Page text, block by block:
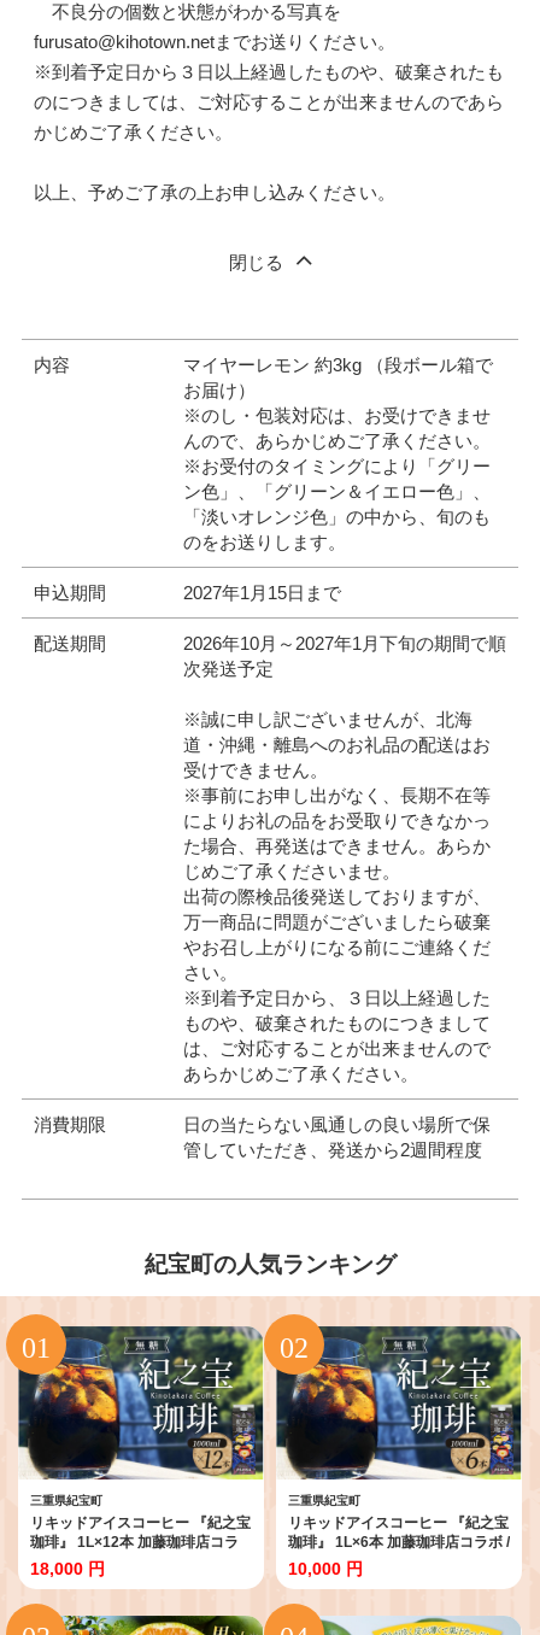
不良分の個数と状態がわかる写真を
furusato@kihotown.netまでお送りください。
※到着予定日から３日以上経過したものや、破棄されたも
のにつきましては、ご対応することが出来ませんのであら
かじめご了承ください。
以上、予めご了承の上お申し込みください。
閉じる
内容
マイヤーレモン 約3kg （段ボール箱で
お届け）
※のし・包装対応は、お受けできませ
んので、あらかじめご了承ください。
※お受付のタイミングにより「グリー
ン色」、「グリーン＆イエロー色」、
「淡いオレンジ色」の中から、旬のも
のをお送りします。
申込期間 2027年1月15日まで
配送期間
2026年10月～2027年1月下旬の期間で順
次発送予定
※誠に申し訳ございませんが、北海
道・沖縄・離島へのお礼品の配送はお
受けできません。
※事前にお申し出がなく、長期不在等
によりお礼の品をお受取りできなかっ
た場合、再発送はできません。あらか
じめご了承くださいませ。
出荷の際検品後発送しておりますが、
万一商品に問題がございましたら破棄
やお召し上がりになる前にご連絡くだ
さい。
※到着予定日から、３日以上経過した
ものや、破棄されたものにつきまして
は、ご対応することが出来ませんので
あらかじめご了承ください。
消費期限
日の当たらない風通しの良い場所で保
管していただき、発送から2週間程度
紀宝町の人気ランキング
三重県紀宝町
リキッドアイスコーヒー 『紀之宝
珈琲』 1L×12本 加藤珈琲店コラ
ボ / 珈琲 COFFEE コーヒー アイ
スコーヒー 自家焙煎 焙煎 オリジ
ナル ブレンド ギフト 無添加 無糖
無香料
18,000 円
三重県紀宝町
リキッドアイスコーヒー 『紀之宝
珈琲』 1L×6本 加藤珈琲店コラボ /
珈琲 COFFEE コーヒー アイスコ
ーヒー 自家焙煎 焙煎 オリジナル
ブレンド ギフト 無添加 無糖 無香
10,000 円